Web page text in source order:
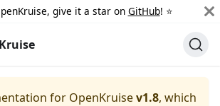
give it a star on GitHub! ⭐️
for OpenKruisev1.8, which